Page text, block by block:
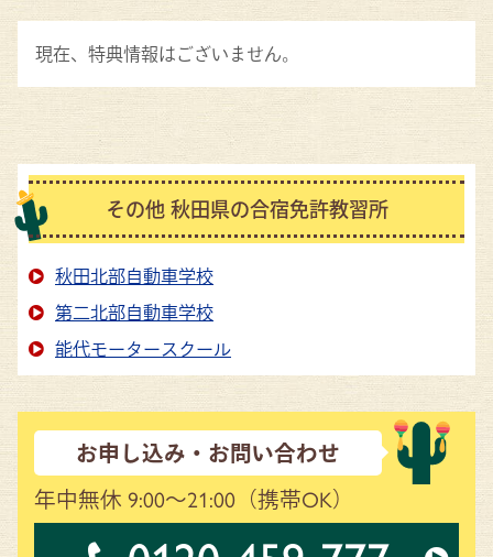
現在、特典情報はございません。
その他 秋田県の合宿免許教習所
秋田北部自動車学校
第二北部自動車学校
能代モータースクール
お申し込み・お問い合わせ
年中無休 9:00～21:00 （携帯OK）